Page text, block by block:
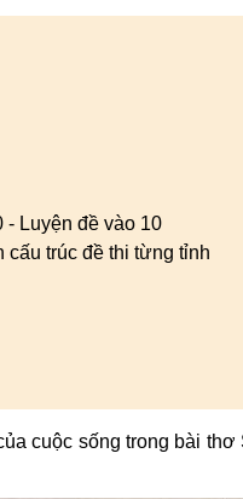
- Luyện đề vào 10
cấu trúc đề thi từng tỉnh
cuộc sống trong bài thơ